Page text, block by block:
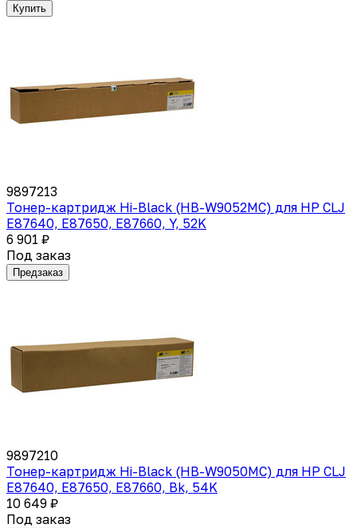
Купить
9897213
Тонер-картридж Hi-Black (HB-W9052MC) для HP CLJ
E87640, E87650, E87660, Y, 52K
6 901 ₽
Под заказ
Предзаказ
9897210
Тонер-картридж Hi-Black (HB-W9050MC) для HP CLJ
E87640, E87650, E87660, Bk, 54K
10 649 ₽
Под заказ